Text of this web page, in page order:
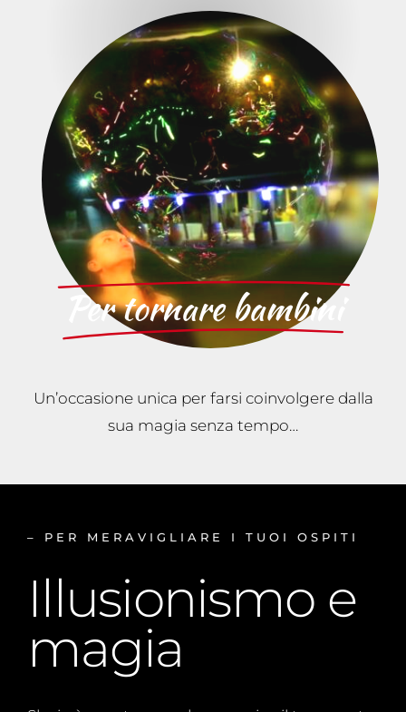
Per tornare bambini
Un’occasione unica per farsi coinvolgere dalla
sua magia senza tempo…
– PER MERAVIGLIARE I TUOI OSPITI
Illusionismo e
magia